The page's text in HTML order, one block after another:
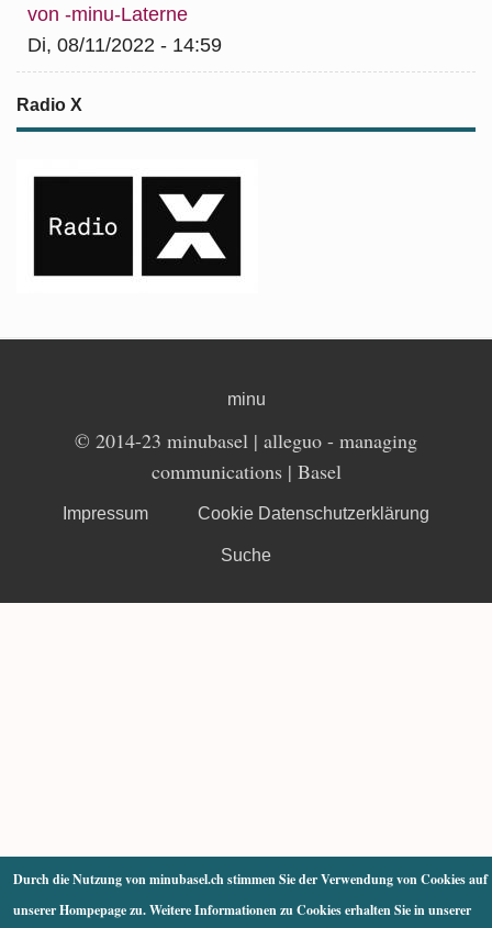
von -minu-Laterne
Di, 08/11/2022 - 14:59
Radio X
minu
© 2014-23 minubasel | alleguo - managing
communications | Basel
Impressum Cookie Datenschutzerklärung
Suche
Durch die Nutzung von minubasel.ch stimmen Sie der Verwendung von Cookies auf
unserer Hompepage zu. Weitere Informationen zu Cookies erhalten Sie in unserer